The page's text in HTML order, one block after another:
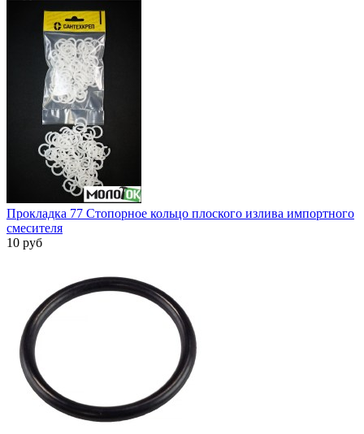
Прокладка 77 Стопорное кольцо плоского излива импортного
смесителя
10 руб